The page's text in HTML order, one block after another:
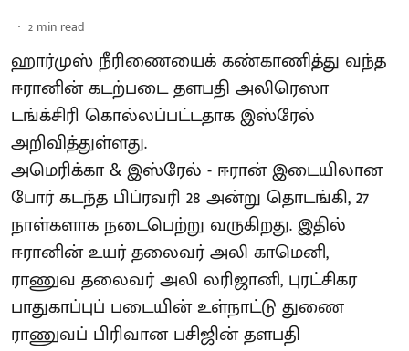
2 min read
ஹார்முஸ் நீரிணையைக் கண்காணித்து வந்த
ஈரானின் கடற்படை தளபதி அலிரெஸா
டங்க்சிரி கொல்லப்பட்டதாக இஸ்ரேல்
அறிவித்துள்ளது.
அமெரிக்கா & இஸ்ரேல் - ஈரான் இடையிலான
போர் கடந்த பிப்ரவரி 28 அன்று தொடங்கி, 27
நாள்களாக நடைபெற்று வருகிறது. இதில்
ஈரானின் உயர் தலைவர் அலி காமெனி,
ராணுவ தலைவர் அலி லரிஜானி, புரட்சிகர
பாதுகாப்புப் படையின் உள்நாட்டு துணை
ராணுவப் பிரிவான பசிஜின் தளபதி